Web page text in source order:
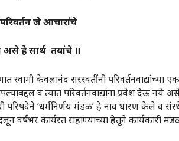
परिवर्तनजेआचारांचे
असेहेसार्थ तयांचे ॥
केवलानंद सरस्वतींनी परिवर्तनवाद्यांच्या
व त्यात परिवर्तनवाद्यांना प्रवेश देऊ नये
परिषदेने ‌‘धर्मनिर्णय मंडळ‌’ हे नाव धारण केले व
वर्षभर कार्यरत राहाण्याच्या हेतूने कार्यकारी